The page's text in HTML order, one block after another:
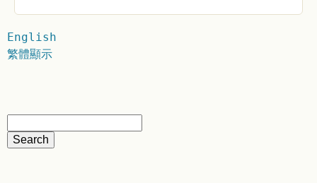
English
繁體顯示